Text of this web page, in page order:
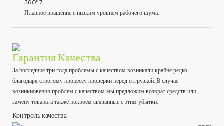
Плавное вращение с низким уровнем рабочего шума.
Гарантия Качества
За последние три года проблемы с качеством возникали крайне редко
благодаря строгому процессу проверки перед отгрузкой. В случае
возникновения проблем с качеством мы предложим возврат средств или
замену товара, а также покроем связанные с этим убытки.
Контроль качества